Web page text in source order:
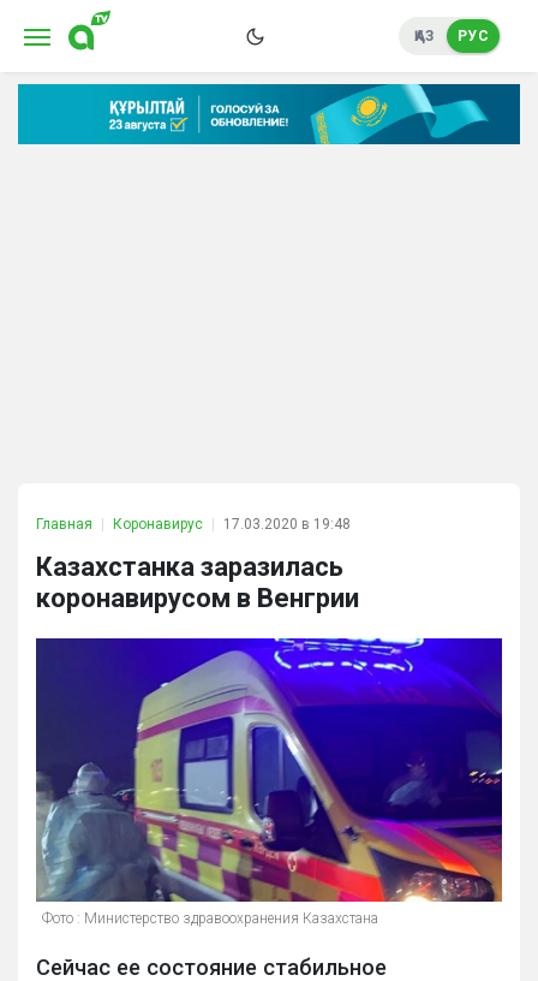
ҚАЗ РУС
Главная Коронавирус 17.03.2020 в 19:48
Казахстанка заразилась
коронавирусом в Венгрии
Фото : Министерство здравоохранения Казахстана
Сейчас ее состояние стабильное